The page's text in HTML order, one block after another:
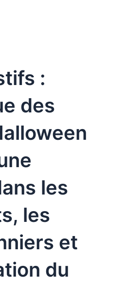
:
des
les
les
et
du